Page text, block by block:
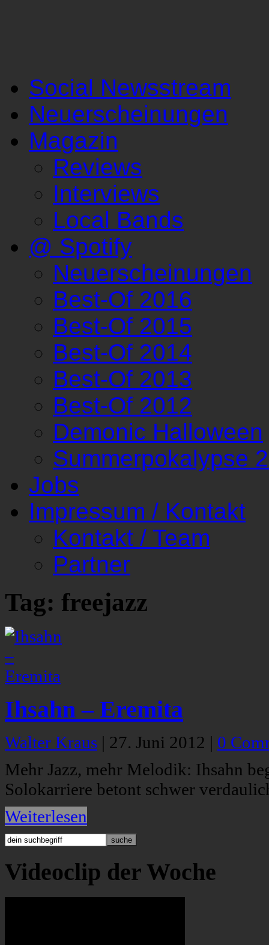
Social Newsstream
Neuerscheinungen
Magazin
Reviews
Interviews
Local Bands
@ Spotify
Neuerscheinungen
Best-Of 2016
Best-Of 2015
Best-Of 2014
Best-Of 2013
Best-Of 2012
Demonic Halloween
Summerpokalypse
Jobs
Impressum / Kontakt
Kontakt / Team
Partner
Tag: freejazz
Ihsahn – Eremita
Walter Kraus | 27. Juni 2012 | 0
Mehr Jazz, mehr Melodik: Ihsahn
Solokarriere betont schwer
Weiterlesen
Videoclip der Woche